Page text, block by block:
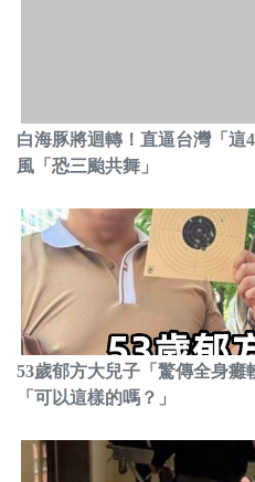
白海豚將迴轉！直逼台灣「
風「恐三颱共舞」
53歲郁方大兒子「驚傳全身癱
「可以這樣的嗎？」